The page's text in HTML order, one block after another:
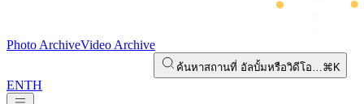
Photo ArchiveVideo Archive
ค้นหาสถานที่ อัลบั้มหรือวิดีโอ…⌘K
ENTH